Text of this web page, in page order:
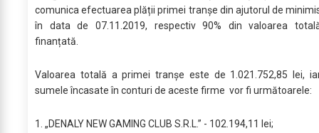
comunica efectuarea plății primei tranșe din ajutorul de
în data de 07.11.2019, respectiv 90% din valoarea
finanțată.
Valoarea totală a primei tranșe este de 1.021.752,85 lei,
sumele încasate în conturi de aceste firme vor fi următoarele:
1. „DENALY NEW GAMING CLUB S.R.L.” - 102.194,11 lei;